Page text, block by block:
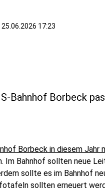
17:23
Bahnhof Borbeck
Borbeck in diesem Jahr
Im Bahnhof sollten neue
sollte es im Bahnhof
sollten erneuert